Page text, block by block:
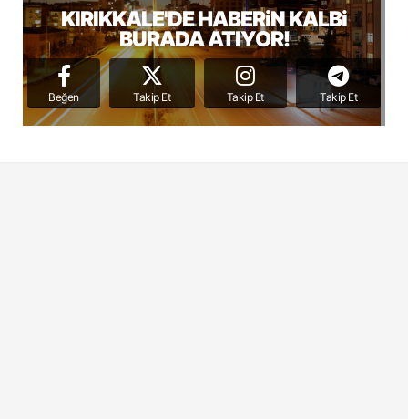
KIRIKKALE'DE HABERiN KALBi
BURADA ATIYOR!
Beğen Takip Et Takip Et Takip Et